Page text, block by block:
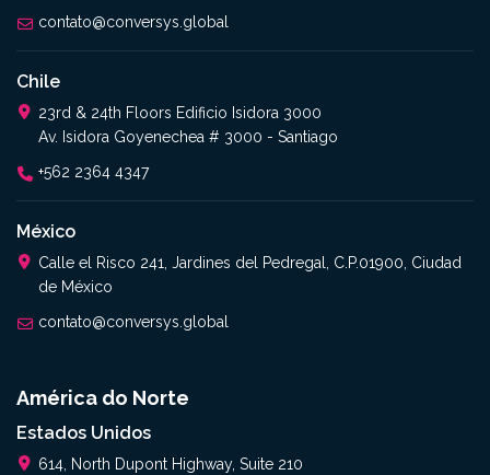
contato@conversys.global
Chile
23rd & 24th Floors Edificio Isidora 3000
Av. Isidora Goyenechea # 3000 - Santiago
+562 2364 4347​
México
Calle el Risco 241, Jardines del Pedregal, C.P.01900, Ciudad
de México
contato@conversys.global
América do Norte
Estados Unidos
614, North Dupont Highway, Suite 210